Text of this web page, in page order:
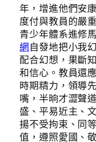
年，增進他們安
度付與教員的嚴
青少年體系進修
網自發地把小我
配合幻想，果斷
和信心。教員還
時期精力，領導
嘴，半晌才澀聲
盛、平易近主、
揚不受拘束、同
值，遵照愛國、